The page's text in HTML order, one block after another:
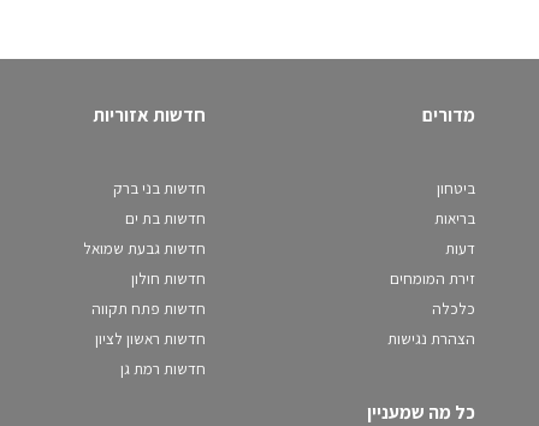
מדורים
ביטחון
בריאות
דעות
זירת המומחים
כלכלה
הצהרת נגישות
חדשות אזוריות
חדשות בני ברק
חדשות בת ים
חדשות גבעת שמואל
חדשות חולון
חדשות פתח תקווה
חדשות ראשון לציון
חדשות רמת גן
כל מה שמעניין